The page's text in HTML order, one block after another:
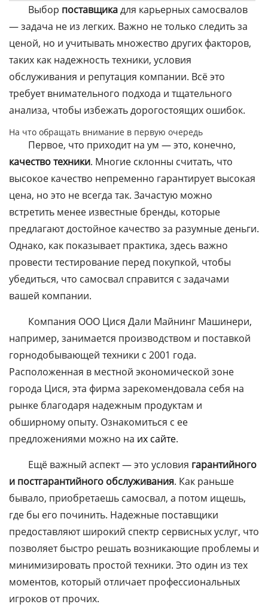
Выбор поставщикадля карьерных самосвалов
— задача не из легких. Важно не только следить за
ценой, но и учитывать множество других факторов,
таких как надежность техники, условия
обслуживания и репутация компании. Всё это
требует внимательного подхода и тщательного
анализа, чтобы избежать дорогостоящих ошибок.
На что обращать внимание в первую очередь
Первое, что приходит на ум — это, конечно,
качество техники. Многие склонны считать, что
высокое качество непременно гарантирует высокая
цена, но это не всегда так. Зачастую можно
встретить менее известные бренды, которые
предлагают достойное качество за разумные деньги.
Однако, как показывает практика, здесь важно
провести тестирование перед покупкой, чтобы
убедиться, что самосвал справится с задачами
вашей компании.
Компания ООО Цися Дали Майнинг Машинери,
например, занимается производством и поставкой
горнодобывающей техники с 2001 года.
Расположенная в местной экономической зоне
города Цися, эта фирма зарекомендовала себя на
рынке благодаря надежным продуктам и
обширному опыту. Ознакомиться с ее
предложениями можно на их сайте.
Ещё важный аспект — это условия гарантийного
и постгарантийного обслуживания. Как раньше
бывало, приобретаешь самосвал, а потом ищешь,
где бы его починить. Надежные поставщики
предоставляют широкий спектр сервисных услуг, что
позволяет быстро решать возникающие проблемы и
минимизировать простой техники. Это один из тех
моментов, который отличает профессиональных
игроков от прочих.